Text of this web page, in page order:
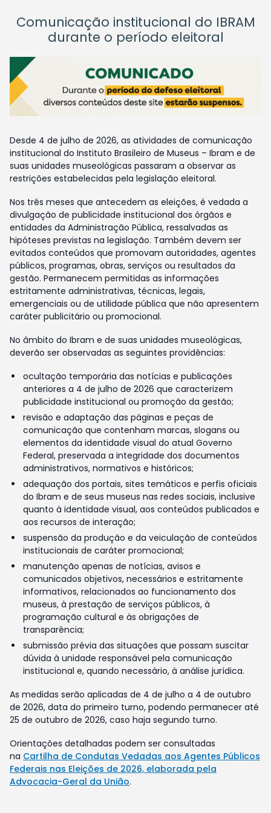
Comunicação institucional do IBRAM
durante o período eleitoral
Desde 4 de julho de 2026, as atividades de comunicação
institucional do Instituto Brasileiro de Museus – Ibram e de
suas unidades museológicas passaram a observar as
restrições estabelecidas pela legislação eleitoral.
Nos três meses que antecedem as eleições, é vedada a
divulgação de publicidade institucional dos órgãos e
entidades da Administração Pública, ressalvadas as
hipóteses previstas na legislação. Também devem ser
evitados conteúdos que promovam autoridades, agentes
públicos, programas, obras, serviços ou resultados da
gestão. Permanecem permitidas as informações
estritamente administrativas, técnicas, legais,
emergenciais ou de utilidade pública que não apresentem
caráter publicitário ou promocional.
No âmbito do Ibram e de suas unidades museológicas,
deverão ser observadas as seguintes providências:
ocultação temporária das notícias e publicações
anteriores a 4 de julho de 2026 que caracterizem
publicidade institucional ou promoção da gestão;
revisão e adaptação das páginas e peças de
comunicação que contenham marcas, slogans ou
elementos da identidade visual do atual Governo
Federal, preservada a integridade dos documentos
administrativos, normativos e históricos;
adequação dos portais, sites temáticos e perfis oficiais
do Ibram e de seus museus nas redes sociais, inclusive
quanto à identidade visual, aos conteúdos publicados e
aos recursos de interação;
suspensão da produção e da veiculação de conteúdos
institucionais de caráter promocional;
manutenção apenas de notícias, avisos e
comunicados objetivos, necessários e estritamente
informativos, relacionados ao funcionamento dos
museus, à prestação de serviços públicos, à
programação cultural e às obrigações de
transparência;
submissão prévia das situações que possam suscitar
dúvida à unidade responsável pela comunicação
institucional e, quando necessário, à análise jurídica.
As medidas serão aplicadas de 4 de julho a 4 de outubro
de 2026, data do primeiro turno, podendo permanecer até
25 de outubro de 2026, caso haja segundo turno.
Orientações detalhadas podem ser consultadas
na Cartilha de Condutas Vedadas aos Agentes Públicos
Federais nas Eleições de 2026, elaborada pela
Advocacia-Geral da União.